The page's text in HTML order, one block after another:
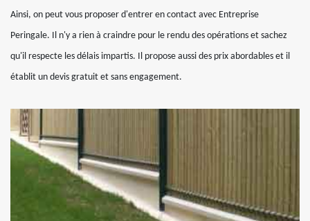
Ainsi, on peut vous proposer d'entrer en contact avec Entreprise
Peringale. Il n'y a rien à craindre pour le rendu des opérations et sachez
qu'il respecte les délais impartis. Il propose aussi des prix abordables et il
établit un devis gratuit et sans engagement.